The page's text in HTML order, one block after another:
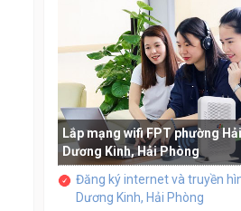
Lắp mạng wifi FPT phường
Dương Kinh, Hải Phòng
Đăng ký internet và truyền
Dương Kinh, Hải Phòng